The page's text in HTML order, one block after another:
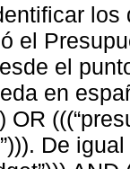
el
el
en
OR
De